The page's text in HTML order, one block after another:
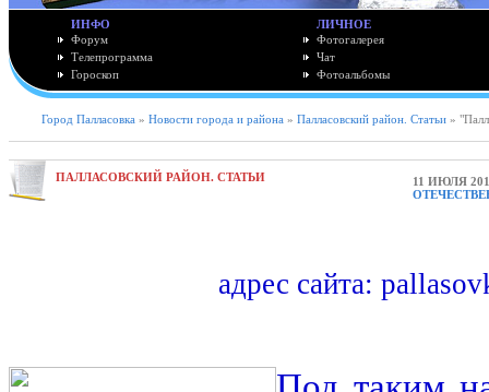
ИНФО
Форум
Телепрограмма
Гороскоп
ЛИЧНОЕ
Фотогалерея
Чат
Фотоальбомы
Город Палласовка » Новости города и района » Палласовский район. Статьи »
ПАЛЛАСОВСКИЙ РАЙОН. СТАТЬИ
11 ИЮЛЯ
адрес сайта: